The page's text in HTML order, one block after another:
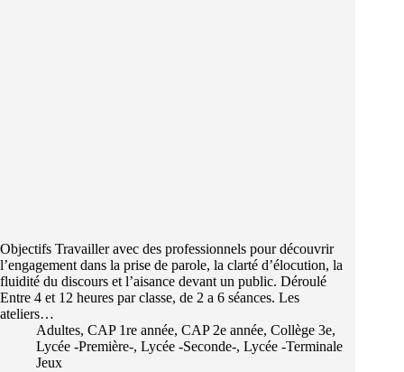
Objectifs Travailler avec des professionnels pour découvrir
l’engagement dans la prise de parole, la clarté d’élocution, la
fluidité du discours et l’aisance devant un public. Déroulé
Entre 4 et 12 heures par classe, de 2 a 6 séances. Les
ateliers…
Adultes, CAP 1re année, CAP 2e année, Collège 3e,
Lycée -Première-, Lycée -Seconde-, Lycée -Terminale
Jeux